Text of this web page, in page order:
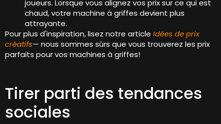
joueurs. Lorsque vous alignez vos prix sur ce qui est
chaud, votre machine à griffes devient plus
attrayante.
Pour plus d'inspiration, lisez notre article Idées de prix
créatifs— nous sommes sûrs que vous trouverez les prix
parfaits pour vos machines à griffes!
Tirer parti des tendances
sociales